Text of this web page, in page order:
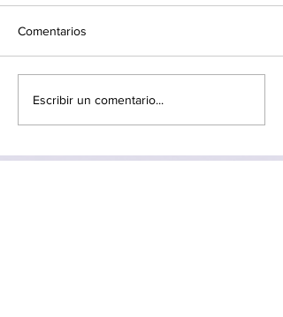
Comentarios
Escribir un comentario...